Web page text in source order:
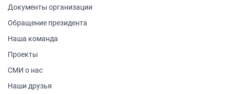
Документы организации
Обращение президента
Наша команда
Проекты
СМИ о нас
Наши друзья